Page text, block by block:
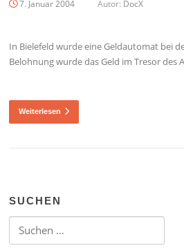
7. Januar 2004 Autor: DocX
In Bielefeld wurde eine Geldautomat bei
Belohnung wurde das Geld im Tresor des
Weiterlesen
SUCHEN
Suchen nach: